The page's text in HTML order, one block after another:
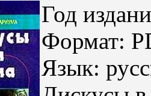
Год
Формат:
Язык: